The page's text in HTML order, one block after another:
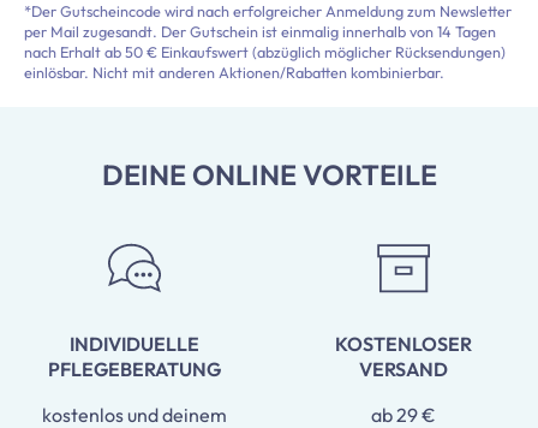
*Der Gutscheincode wird nach erfolgreicher Anmeldung zum Newsletter
per Mail zugesandt. Der Gutschein ist einmalig innerhalb von 14 Tagen
nach Erhalt ab 50 € Einkaufswert (abzüglich möglicher Rücksendungen)
einlösbar. Nicht mit anderen Aktionen/Rabatten kombinierbar.
DEINE ONLINE VORTEILE
INDIVIDUELLE
PFLEGEBERATUNG
kostenlos und deinem
KOSTENLOSER
VERSAND
ab 29 €